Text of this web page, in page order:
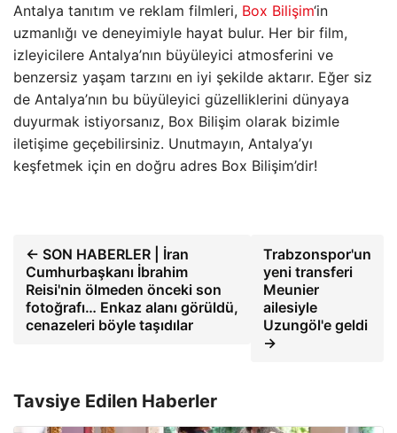
Antalya tanıtım ve reklam filmleri, Box Bilişim‘in
uzmanlığı ve deneyimiyle hayat bulur. Her bir film,
izleyicilere Antalya’nın büyüleyici atmosferini ve
benzersiz yaşam tarzını en iyi şekilde aktarır. Eğer siz
de Antalya’nın bu büyüleyici güzelliklerini dünyaya
duyurmak istiyorsanız, Box Bilişim olarak bizimle
iletişime geçebilirsiniz. Unutmayın, Antalya’yı
keşfetmek için en doğru adres Box Bilişim’dir!
← SON HABERLER | İran
Cumhurbaşkanı İbrahim
Reisi'nin ölmeden önceki son
fotoğrafı… Enkaz alanı görüldü,
cenazeleri böyle taşıdılar
Trabzonspor'un
yeni transferi
Meunier
ailesiyle
Uzungöl'e geldi
→
Tavsiye Edilen Haberler